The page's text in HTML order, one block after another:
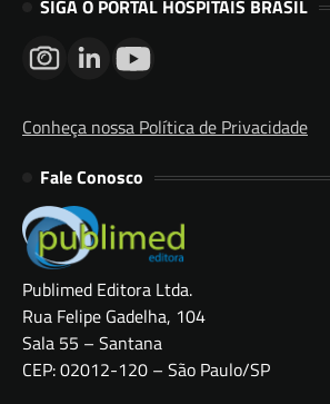
SIGA O PORTAL HOSPITAIS BRASIL
Conheça nossa Política de Privacidade
Fale Conosco
Publimed Editora Ltda.
Rua Felipe Gadelha, 104
Sala 55 – Santana
CEP: 02012-120 – São Paulo/SP